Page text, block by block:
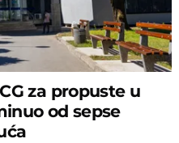
za propuste u
od sepse